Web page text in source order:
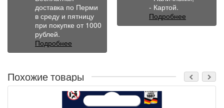
доставка по Перми
в среду и пятницу
при покупке от 1000
рублей.
Подробнее
- Картой.
Подробнее
Похожие товары